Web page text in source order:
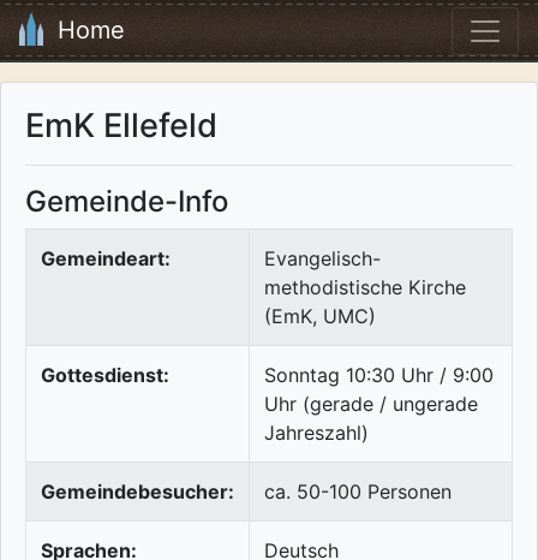
Home
EmK Ellefeld
Gemeinde-Info
Gemeindeart:
Evangelisch-
methodistische Kirche
(EmK, UMC)
Gottesdienst:
Sonntag 10:30 Uhr / 9:00
Uhr (gerade / ungerade
Jahreszahl)
Gemeindebesucher: ca. 50-100 Personen
Sprachen: Deutsch